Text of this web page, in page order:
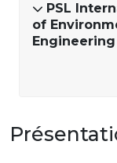
PSL
of
Engineering